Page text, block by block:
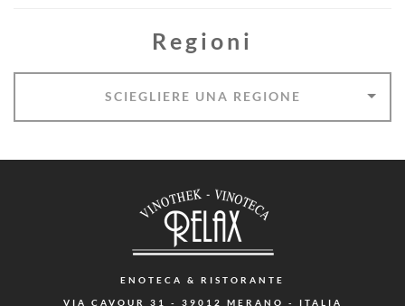
Regioni
ENOTECA & RISTORANTE
VIA CAVOUR 31 - 39012 MERANO - ITALIA